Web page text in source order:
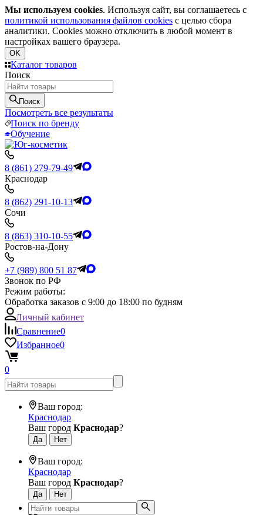
Мы используем cookies. Используя сайт, вы соглашаетесь с
политикой использования файлов cookies с целью сбора
аналитики. Cookies можно отключить в любой момент в
настройках вашего браузера.
OK
Каталог товаров
Поиск
Поиск
Посмотреть все результаты
Поиск по бренду
Обучение
8 (861) 279-79-49
Краснодар
8 (862) 291-10-13
Сочи
8 (863) 310-10-55
Ростов-на-Дону
+7 (989) 800 51 87
Звонок по РФ
Режим работы:
Обработка заказов с 9:00 до 18:00 по будням
Личный кабинет
Сравнение0
Избранное0
0
Ваш город:
Краснодар
Ваш город Краснодар?
Ваш город:
Краснодар
Ваш город Краснодар?